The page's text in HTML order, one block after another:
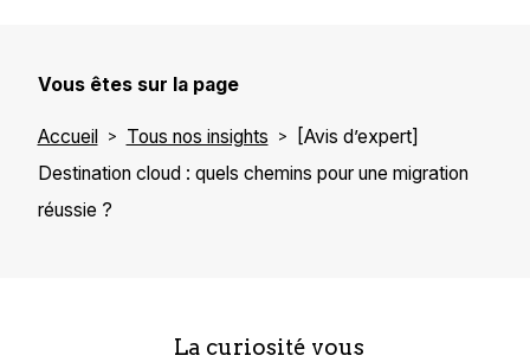
Vous êtes sur la page
Accueil Tous nos insights
[Avis d’expert]
Destination cloud : quels chemins pour une migration
réussie ?
La curiosité vous